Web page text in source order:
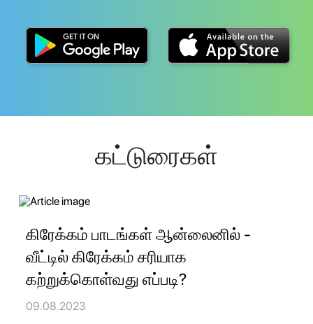
கட்டுரைகள்
கிரேக்கம் பாடங்கள் ஆன்லைனில் -
வீட்டில் கிரேக்கம் சரியாக
கற்றுக்கொள்வது எப்படி?
09.08.2023